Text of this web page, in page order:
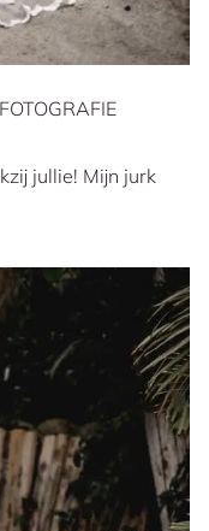
jullie! Mijn jurk